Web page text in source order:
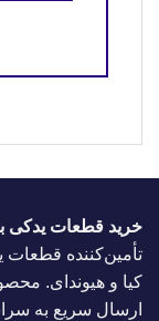
خرید قطعات یدکی
تأمین‌کننده قطعات
کیا و هیوندای.
ارسال سریع به